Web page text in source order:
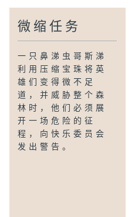
微缩任务
一只鼻涕虫哥斯涕
利用压缩宝珠将英
雄们变得微不足
道，并威胁整个森
林时，他们必须展
开一场危险的征
程，向快乐委员会
发出警告。